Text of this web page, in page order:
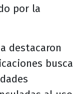
por la
destacaron
busca